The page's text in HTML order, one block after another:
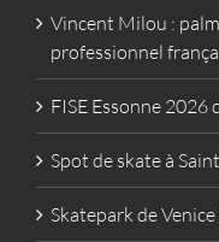
Vincent Milou :
professionnel
FISE Essonne
Spot de skate à
Skatepark de Venice